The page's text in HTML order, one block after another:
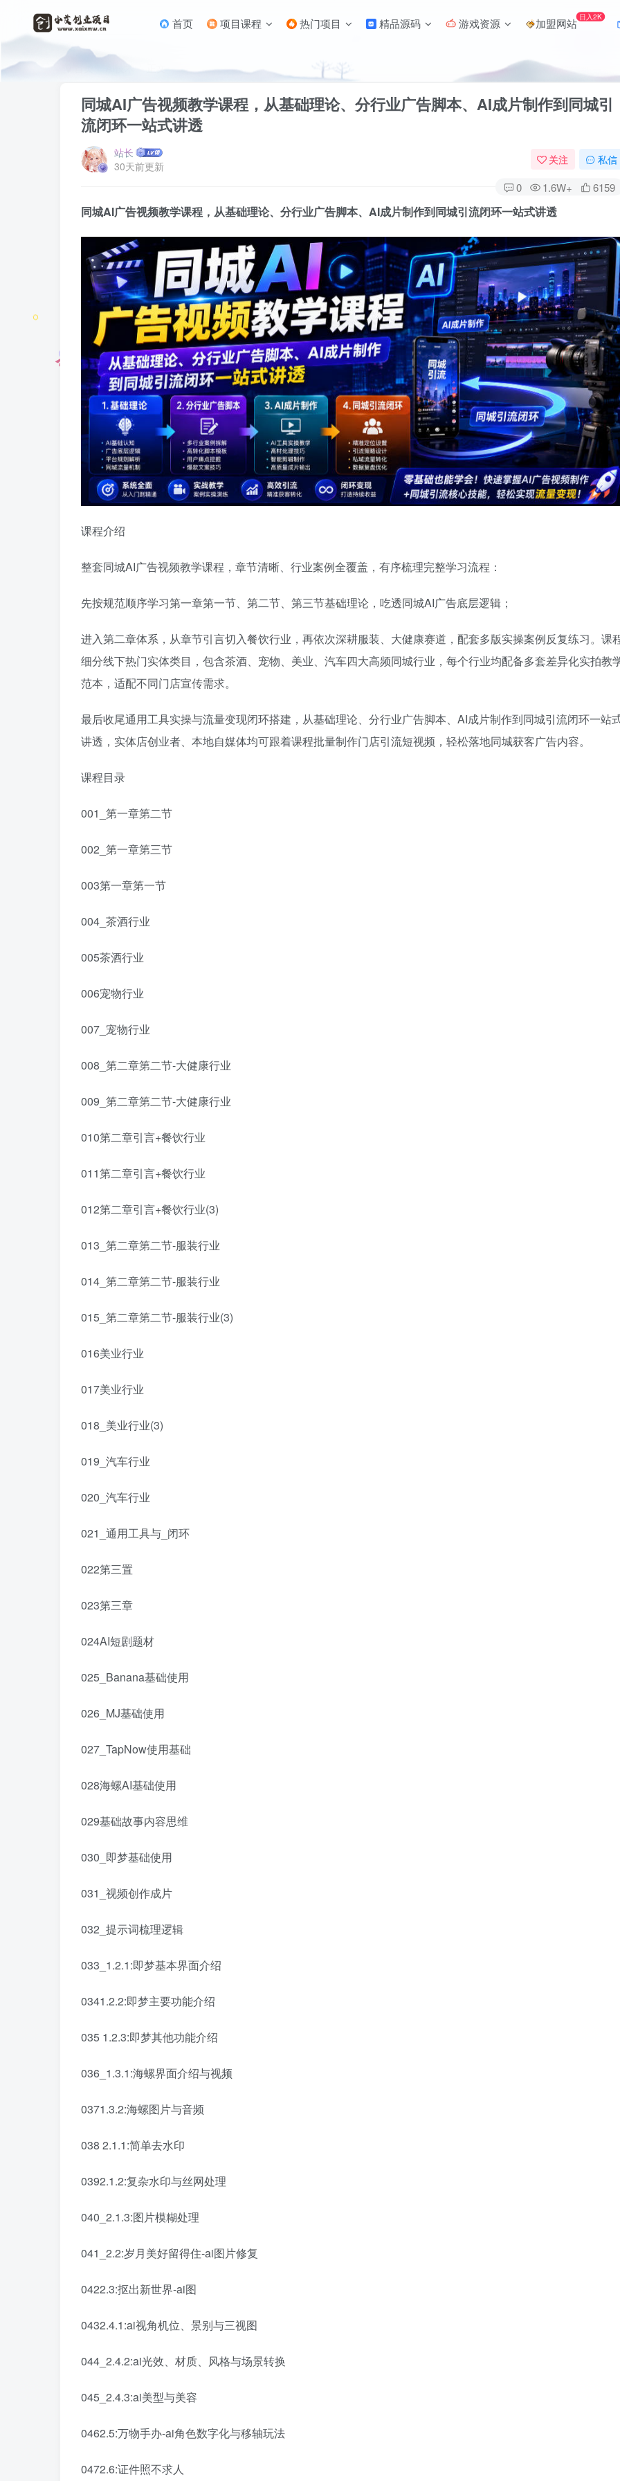
首页 项目课程 热门项目 精品源码 游戏资源 加盟网站 日入2K
首页 AI技术 正文
同城AI广告视频教学课程，从基础理论、分行业广告脚本、AI成片制作到同城引
流闭环一站式讲透
站长
30天前更新
关注 私信
0 1.6W+ 6159
同城AI广告视频教学课程，从基础理论、分行业广告脚本、AI成片制作到同城引流闭环一站式讲透
课程介绍
整套同城AI广告视频教学课程，章节清晰、行业案例全覆盖，有序梳理完整学习流程：
先按规范顺序学习第一章第一节、第二节、第三节基础理论，吃透同城AI广告底层逻辑；
进入第二章体系，从章节引言切入餐饮行业，再依次深耕服装、大健康赛道，配套多版实操案例反复练习。课
细分线下热门实体类目，包含茶酒、宠物、美业、汽车四大高频同城行业，每个行业均配备多套差异化实拍教
范本，适配不同门店宣传需求。
最后收尾通用工具实操与流量变现闭环搭建，从基础理论、分行业广告脚本、AI成片制作到同城引流闭环一站
讲透，实体店创业者、本地自媒体均可跟着课程批量制作门店引流短视频，轻松落地同城获客广告内容。
课程目录
001_第一章第二节
002_第一章第三节
003第一章第一节
004_茶酒行业
005茶酒行业
006宠物行业
007_宠物行业
008_第二章第二节-大健康行业
009_第二章第二节-大健康行业
010第二章引言+餐饮行业
011第二章引言+餐饮行业
012第二章引言+餐饮行业(3)
013_第二章第二节-服装行业
014_第二章第二节-服装行业
015_第二章第二节-服装行业(3)
016美业行业
017美业行业
018_美业行业(3)
019_汽车行业
020_汽车行业
021_通用工具与_闭环
022第三置
023第三章
024AI短剧题材
025_Banana基础使用
026_MJ基础使用
027_TapNow使用基础
028海螺AI基础使用
029基础故事内容思维
030_即梦基础使用
031_视频创作成片
032_提示词梳理逻辑
033_1.2.1:即梦基本界面介绍
0341.2.2:即梦主要功能介绍
035 1.2.3:即梦其他功能介绍
036_1.3.1:海螺界面介绍与视频
0371.3.2:海螺图片与音频
038 2.1.1:简单去水印
0392.1.2:复杂水印与丝网处理
040_2.1.3:图片模糊处理
041_2.2:岁月美好留得住-ai图片修复
0422.3:抠出新世界-ai图
0432.4.1:ai视角机位、景别与三视图
044_2.4.2:ai光效、材质、风格与场景转换
045_2.4.3:ai美型与美容
0462.5:万物手办-ai角色数字化与移轴玩法
0472.6:证件照不求人